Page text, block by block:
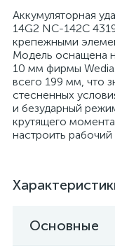
Аккумуляторная
14G2 NC-142C
крепежными
Модель оснащена
10 мм фирмы
всего 199 мм, что
стесненных
и безударный
крутящего
настроить
Основные